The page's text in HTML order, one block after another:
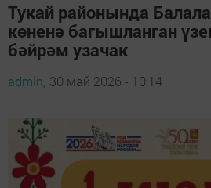
Тукай районында
көненә багышланган
бәйрәм узачак
admin, 30 май 2026 - 10:14